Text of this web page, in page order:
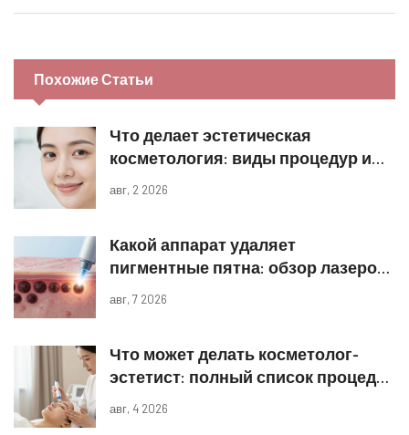
Похожие Статьи
Что делает эстетическая
косметология: виды процедур и
реальные результаты
авг, 2 2026
Какой аппарат удаляет
пигментные пятна: обзор лазеров
и IPL
авг, 7 2026
Что может делать косметолог-
эстетист: полный список процедур
и границы компетенций
авг, 4 2026